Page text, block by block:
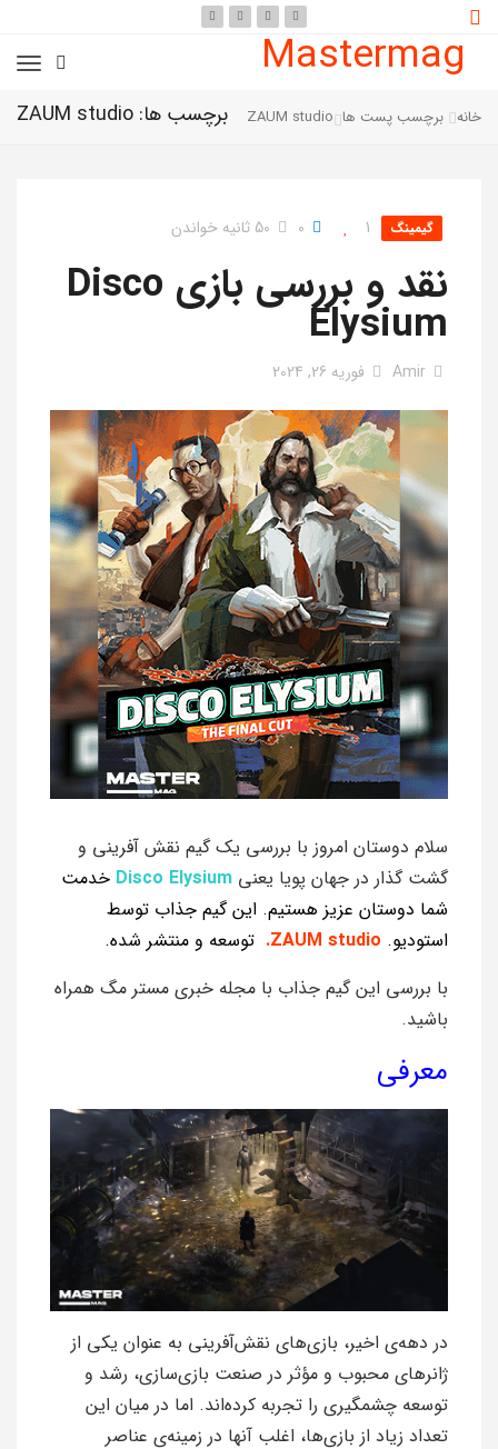
Mastermag
برچسب ها: ZAUM studio خانه برچسب پست ها ZAUM studio
گیمینگ 1
0 50 ثانیه خواندن
نقد و بررسی بازی Disco
Elysium
Amir فوریه 26, 2024
سلام دوستان امروز با بررسی یک گیم نقش آفرینی و
گشت گذار در جهان پویا یعنی
خدمت
شما دوستان عزیز هستیم. این گیم جذاب توسط
استودیو. ZAUM studio. توسعه و منتشر شده.
با بررسی این گیم جذاب با مجله خبری مستر مگ همراه
باشید.
معرفی
در دهه‌ی اخیر، بازی‌های نقش‌آفرینی به عنوان یکی از
ژانرهای محبوب و مؤثر در صنعت بازی‌سازی، رشد و
توسعه چشمگیری را تجربه کرده‌اند. اما در میان این
تعداد زیاد از بازی‌ها، اغلب آنها در زمینه‌ی عناصر